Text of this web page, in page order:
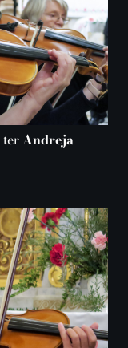
terAndreja